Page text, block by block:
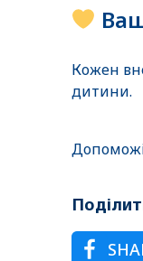
Кожен
дитини.